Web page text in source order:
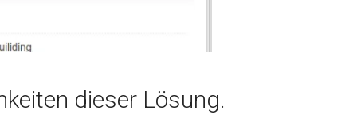
dieser Lösung.